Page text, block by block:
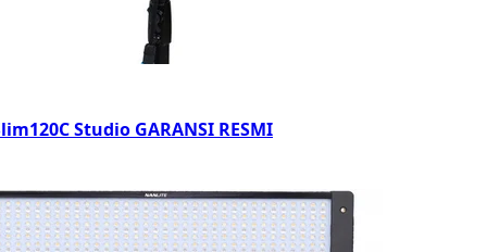
Studio GARANSI RESMI